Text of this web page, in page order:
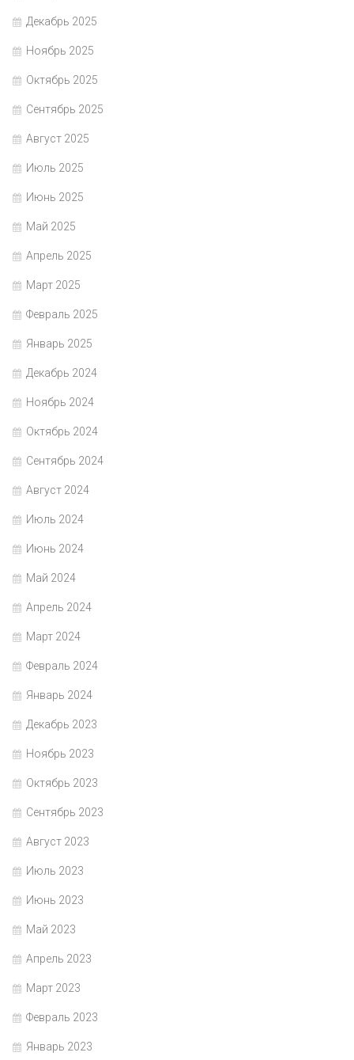
Декабрь 2025
Ноябрь 2025
Октябрь 2025
Сентябрь 2025
Август 2025
Июль 2025
Июнь 2025
Май 2025
Апрель 2025
Март 2025
Февраль 2025
Январь 2025
Декабрь 2024
Ноябрь 2024
Октябрь 2024
Сентябрь 2024
Август 2024
Июль 2024
Июнь 2024
Май 2024
Апрель 2024
Март 2024
Февраль 2024
Январь 2024
Декабрь 2023
Ноябрь 2023
Октябрь 2023
Сентябрь 2023
Август 2023
Июль 2023
Июнь 2023
Май 2023
Апрель 2023
Март 2023
Февраль 2023
Январь 2023